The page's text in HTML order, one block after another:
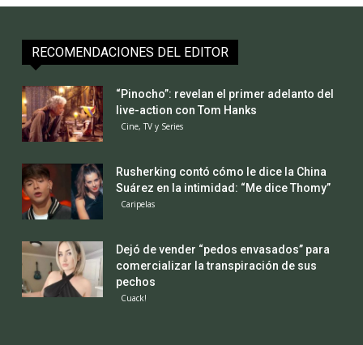
RECOMENDACIONES DEL EDITOR
“Pinocho”: revelan el primer adelanto del
live-action con Tom Hanks
Cine, TV y Series
Rusherking contó cómo le dice la China
Suárez en la intimidad: “Me dice Thomy”
Caripelas
Dejó de vender “pedos envasados” para
comercializar la transpiración de sus
pechos
Cuack!